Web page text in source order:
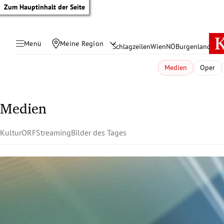
Zum Hauptinhalt der Seite
Menü Meine Region SchlagzeilenWienNÖBurgenland
Medien Oper
Medien
KulturORFStreamingBilder des Tages